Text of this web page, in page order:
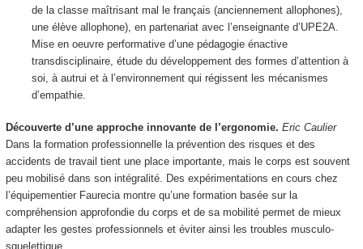
de la classe maîtrisant mal le français (anciennement allophones),
une élève allophone), en partenariat avec l’enseignante d’UPE2A.
Mise en oeuvre performative d’une pédagogie énactive
transdisciplinaire, étude du développement des formes d’attention à
soi, à autrui et à l’environnement qui régissent les mécanismes
d’empathie.
Découverte d’une approche innovante de l’ergonomie. Eric Caulier
Dans la formation professionnelle la prévention des risques et des
accidents de travail tient une place importante, mais le corps est souvent
peu mobilisé dans son intégralité. Des expérimentations en cours chez
l’équipementier Faurecia montre qu’une formation basée sur la
compréhension approfondie du corps et de sa mobilité permet de mieux
adapter les gestes professionnels et éviter ainsi les troubles musculo-
squelettique.